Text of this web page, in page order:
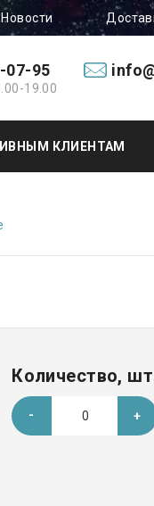
Новости
07-95
19.00
КЛИЕНТАМ
Количество,